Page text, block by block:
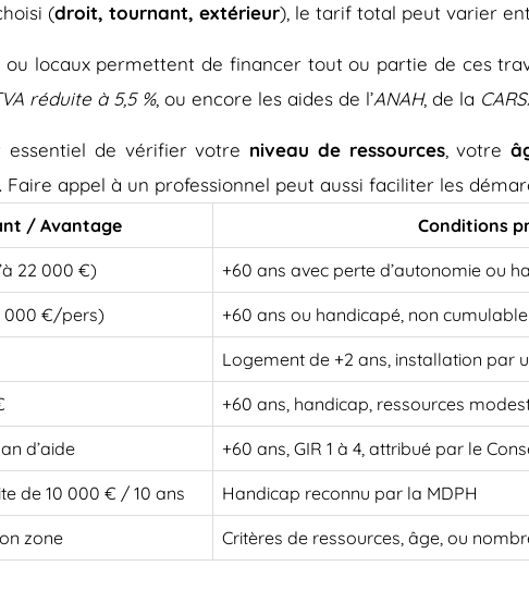
(droit, tournant, extérieur), le tarif total peut varier
locaux permettent de financer tout ou partie de ces
réduite à 5,5 %, ou encore les aides de l’ANAH, de la
de vérifier votre niveau de ressources, votre
Faire appel à un professionnel peut aussi faciliter les
/ Avantage Conditions
22 000 €) +60 ans avec perte d’autonomie ou
000 €/pers) +60 ans ou handicapé, non
Logement de +2 ans, installation par
+60 ans, handicap, ressources
d’aide +60 ans, GIR 1 à 4, attribué par le
de 10 000 € / 10 ans Handicap reconnu par la MDPH
zone Critères de ressources, âge, ou